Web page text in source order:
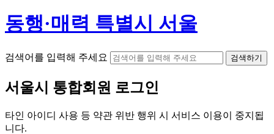
동행·매력 특별시 서울
검색어를 입력해 주세요 검색하기
서울시 통합회원 로그인
타인 아이디 사용 등 약관 위반 행위 시 서비스 이용이 중지됩
니다.